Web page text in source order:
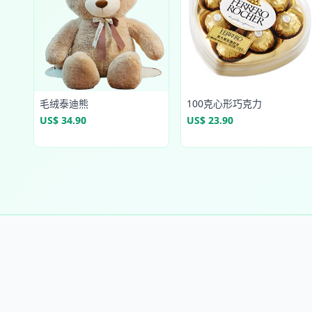
毛绒泰迪熊
US$ 34.90
100克心形巧克力
US$ 23.90